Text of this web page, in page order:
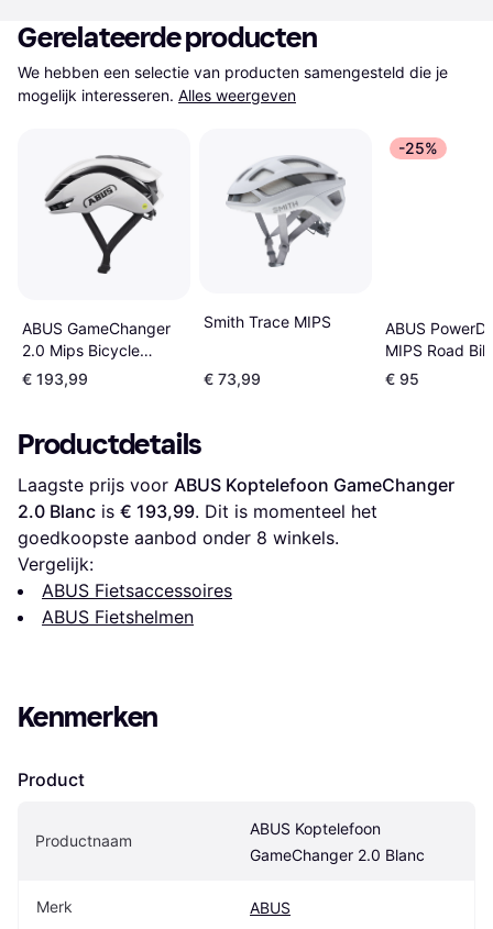
Gerelateerde producten
We hebben een selectie van producten samengesteld die je
mogelijk interesseren. Alles weergeven
ABUS GameChanger
2.0 Mips Bicycle
Helmet - Shiny White
€ 193,99
Smith Trace MIPS
€ 73,99
-25%
ABUS
MIPS Road
Helmet Shiny
€ 95
Productdetails
Laagste prijs voor ABUS Koptelefoon GameChanger
2.0 Blanc is € 193,99. Dit is momenteel het
goedkoopste aanbod onder 8 winkels.
Vergelijk:
ABUS Fietsaccessoires
ABUS Fietshelmen
Kenmerken
Product
Productnaam
ABUS Koptelefoon
GameChanger 2.0 Blanc
Merk ABUS